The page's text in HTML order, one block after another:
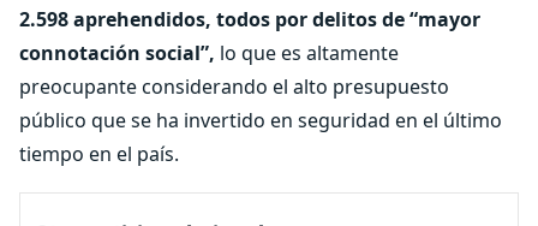
2.598 aprehendidos, todos por delitos de “mayor
connotación social”, lo que es altamente
preocupante considerando el alto presupuesto
público que se ha invertido en seguridad en el último
tiempo en el país.